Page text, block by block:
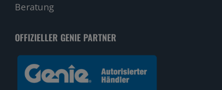
Beratung
OFFIZIELLER GENIE PARTNER